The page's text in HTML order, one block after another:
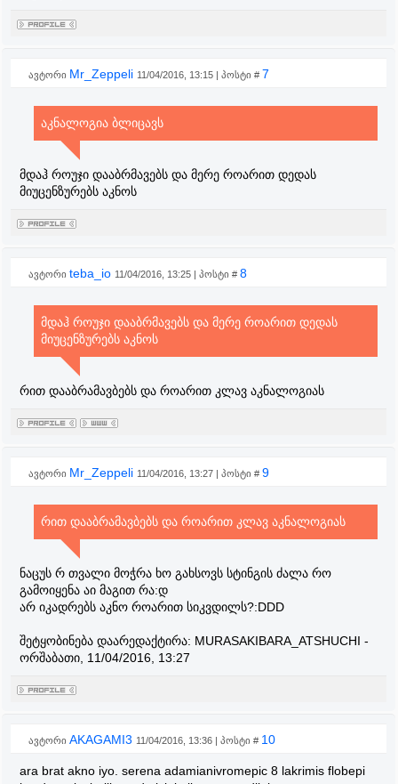
ავტორი Mr_Zeppeli 11/04/2016, 13:15 | პოსტი # 7
აკნალოგია ბლიცავს
მდაჰ როუჯი დააბრმავებს და მერე როარით დედას
მიუცენზურებს აკნოს
ავტორი teba_io 11/04/2016, 13:25 | პოსტი # 8
მდაჰ როუჯი დააბრმავებს და მერე როარით დედას
მიუცენზურებს აკნოს
რით დააბრამავბებს და როარით კლავ აკნალოგიას
ავტორი Mr_Zeppeli 11/04/2016, 13:27 | პოსტი # 9
რით დააბრამავბებს და როარით კლავ აკნალოგიას
ნაცუს რ თვალი მოჭრა ხო გახსოვს სტინგის ძალა რო
გამოიყენა აი მაგით რა:დ
არ იკადრებს აკნო როარით სიკვდილს?:DDD
შეტყობინება დაარედაქტირა: MURASAKIBARA_ATSHUCHI -
ორშაბათი, 11/04/2016, 13:27
ავტორი AKAGAMI3 11/04/2016, 13:36 | პოსტი # 10
ara brat akno iyo. serena adamianivromepic 8 lakrimis flobepi